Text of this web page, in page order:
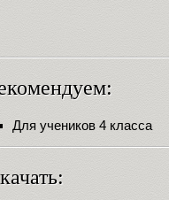
Для учеников 4 класса